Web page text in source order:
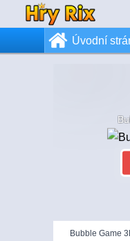
Úvodní
Bubble Game